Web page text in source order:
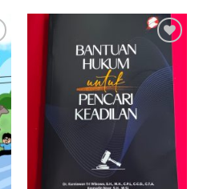
Add to
wishlist